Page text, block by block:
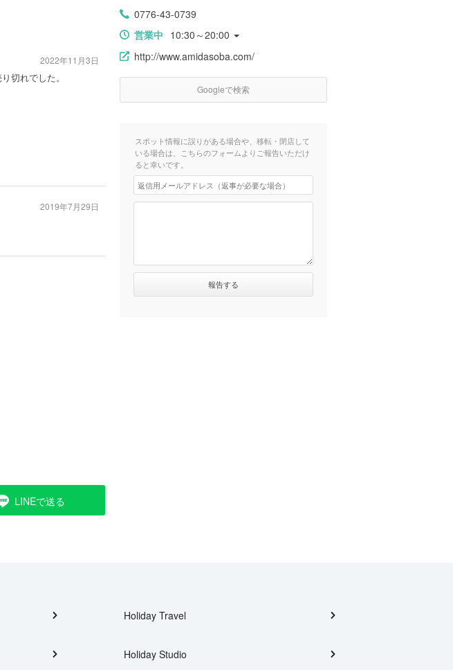
切れでした。
2022年11月3日
2019年7月29日
LINEで送る
0776-43-0739
営業中 10:30～20:00
http://www.amidasoba.com/
Googleで検索
スポット情報に誤りがある場合や、移転・閉店して
いる場合は、こちらのフォームよりご報告いただけ
ると幸いです。
Holiday Travel
Holiday Studio